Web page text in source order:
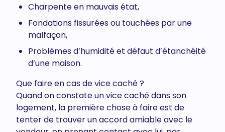
Charpente en mauvais état,
Fondations fissurées ou touchées par une
malfaçon,
Problèmes d’humidité et défaut d’étanchéité
d’une maison.
Que faire en cas de vice caché ?
Quand on constate un vice caché dans son
logement, la première chose à faire est de
tenter de trouver un accord amiable avec le